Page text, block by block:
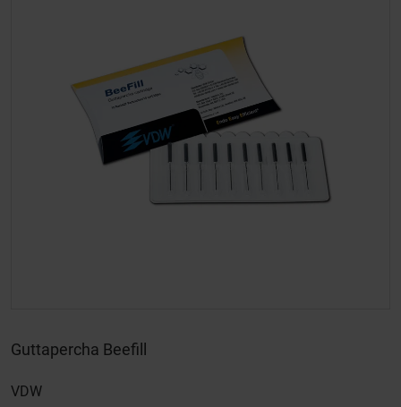
Guttapercha Beefill
VDW